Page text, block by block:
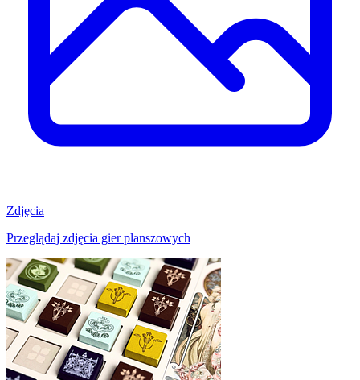
Zdjęcia
Przeglądaj zdjęcia gier planszowych